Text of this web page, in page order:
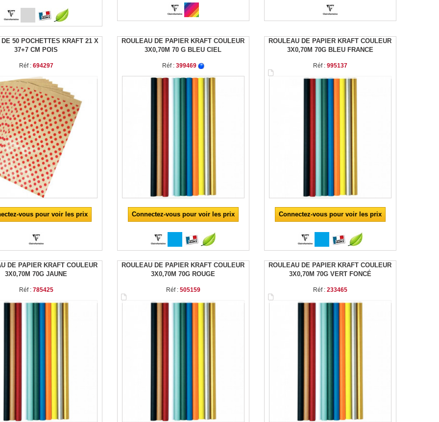
50 POCHETTES KRAFT 21 X
37+7 CM POIS
Réf : 694297
vous pour voir les prix
ROULEAU DE PAPIER KRAFT COULEUR
3X0,70M 70 G BLEU CIEL
Réf : 399469
Connectez-vous pour voir les prix
ROULEAU DE PAPIER KRAFT COULEUR
3X0,70M 70G BLEU FRANCE
Réf : 995137
Connectez-vous pour voir les prix
DE PAPIER KRAFT COULEUR
3X0,70M 70G JAUNE
Réf : 785425
ROULEAU DE PAPIER KRAFT COULEUR
3X0,70M 70G ROUGE
Réf : 505159
ROULEAU DE PAPIER KRAFT COULEUR
3X0,70M 70G VERT FONCÉ
Réf : 233465